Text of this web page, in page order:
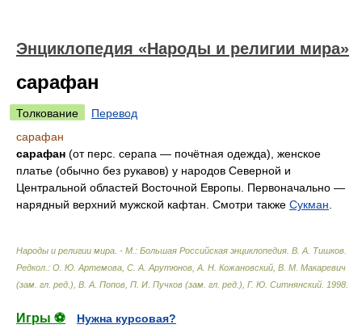
Энциклопедия «Народы и религии мира»
сарафан
Толкование
Перевод
сарафан
сарафан (от перс. серапа — почётная одежда), женское
платье (обычно без рукавов) у народов Северной и
Центральной областей Восточной Европы. Первоначально —
нарядный верхний мужской кафтан. Смотри также Сукман
Народы и религии мира. - М.: Большая Российская энциклопедия В. А. Тишков.
Редкол.: О. Ю. Артемова, С. А. Арутюнов, А. Н. Кожановский, В. М. Макаревич
(зам. гл. ред.), В. А. Попов, П. И. Пучков (зам. гл. ред.), Г. Ю. Ситнянский 1998
Игры ⚽
Нужна курсовая?